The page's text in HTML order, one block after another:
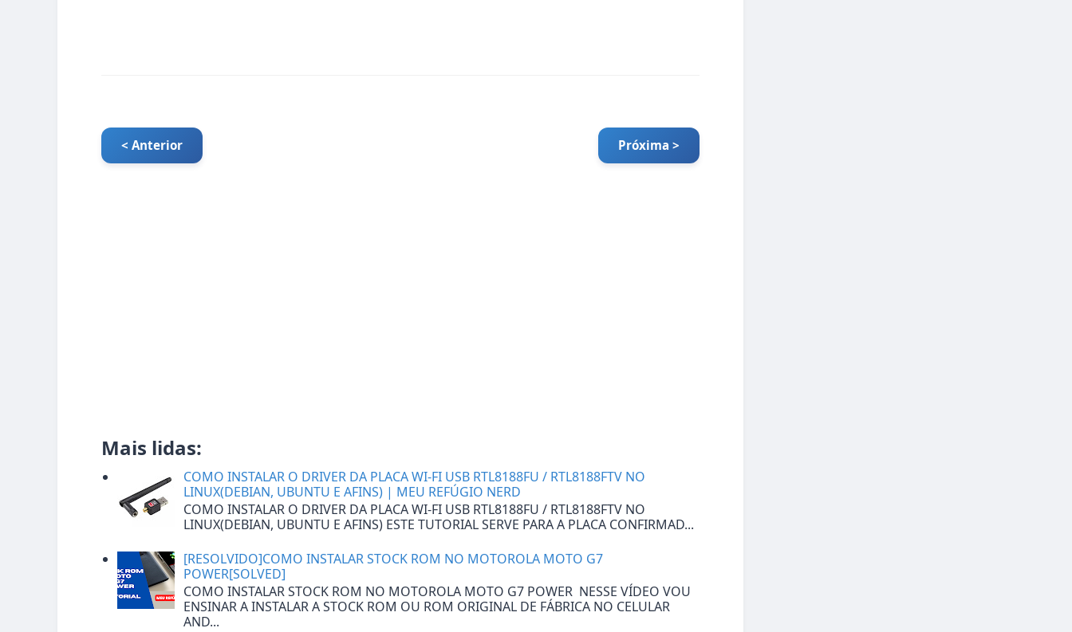
< Anterior Próxima >
Mais lidas:
COMO INSTALAR O DRIVER DA PLACA WI-FI USB RTL8188FU / RTL8188FTV NO
LINUX(DEBIAN, UBUNTU E AFINS) | MEU REFÚGIO NERD
COMO INSTALAR O DRIVER DA PLACA WI-FI USB RTL8188FU / RTL8188FTV NO
LINUX(DEBIAN, UBUNTU E AFINS) ESTE TUTORIAL SERVE PARA A PLACA CONFIRMAD...
[RESOLVIDO]COMO INSTALAR STOCK ROM NO MOTOROLA MOTO G7
POWER[SOLVED]
COMO INSTALAR STOCK ROM NO MOTOROLA MOTO G7 POWER NESSE VÍDEO VOU
ENSINAR A INSTALAR A STOCK ROM OU ROM ORIGINAL DE FÁBRICA NO CELULAR
AND...